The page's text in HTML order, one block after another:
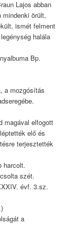
Lajos abban
mindenki örült,
ismét felment
halála
Bp.
a mozgósítás
magával elfogott
elő és
terjesztették
harcolt.
szét.
évf. 3.sz.
a